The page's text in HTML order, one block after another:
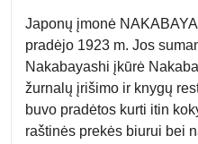
Japonų įmonė
pradėjo 1923 m. Jos
Nakabayashi įkūrė
žurnalų įrišimo ir knygų
buvo pradėtos kurti itin
raštinės prekės biurui bei